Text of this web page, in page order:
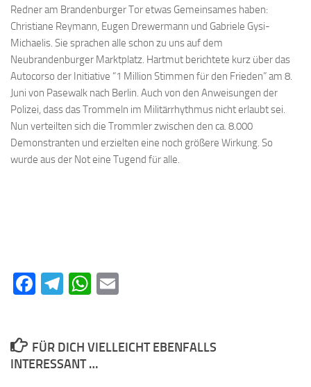
Redner am Brandenburger Tor etwas Gemeinsames haben:
Christiane Reymann, Eugen Drewermann und Gabriele Gysi-
Michaelis. Sie sprachen alle schon zu uns auf dem
Neubrandenburger Marktplatz. Hartmut berichtete kurz über das
Autocorso der Initiative “1 Million Stimmen für den Frieden” am 8.
Juni von Pasewalk nach Berlin. Auch von den Anweisungen der
Polizei, dass das Trommeln im Militärrhythmus nicht erlaubt sei.
Nun verteilten sich die Trommler zwischen den ca. 8.000
Demonstranten und erzielten eine noch größere Wirkung. So
wurde aus der Not eine Tugend für alle.
Facebook
Telegram
WhatsApp
FÜR DICH VIELLEICHT EBENFALLS
INTERESSANT …